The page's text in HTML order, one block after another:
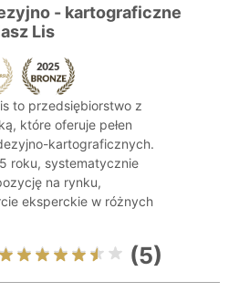
- kartograficzne
Lis
to przedsiębiorstwo z
które oferuje pełen
kartograficznych.
roku, systematycznie
na rynku,
eksperckie w różnych
(5)